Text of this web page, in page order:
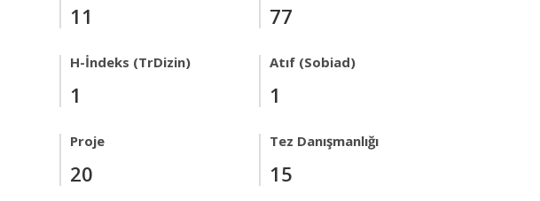
11 77
H-İndeks (TrDizin)
1
Atıf (Sobiad)
1
Proje
20
Tez Danışmanlığı
15